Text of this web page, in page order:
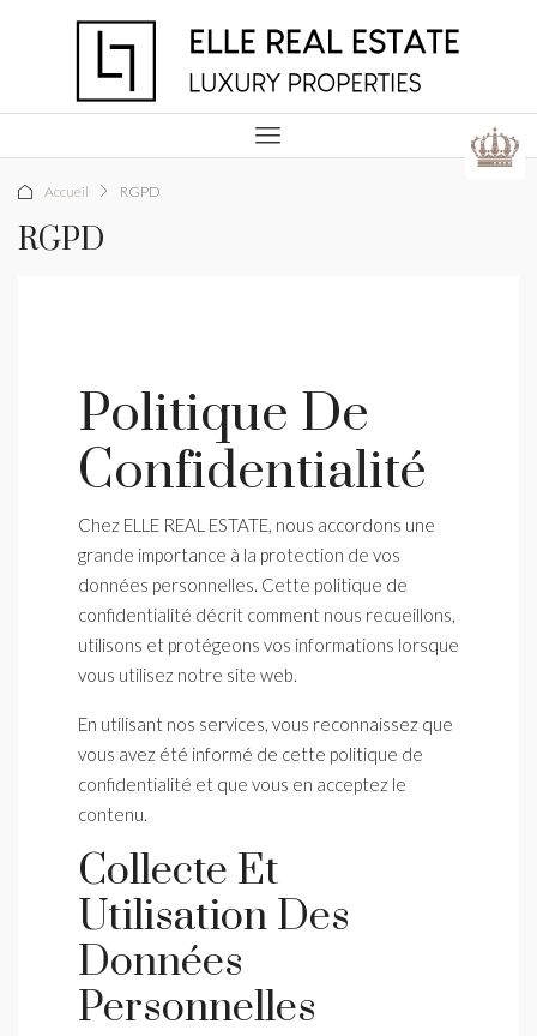
Accueil RGPD
RGPD
Politique De
Confidentialité
Chez ELLE REAL ESTATE, nous accordons une
grande importance à la protection de vos
données personnelles. Cette politique de
confidentialité décrit comment nous recueillons,
utilisons et protégeons vos informations lorsque
vous utilisez notre site web.
En utilisant nos services, vous reconnaissez que
vous avez été informé de cette politique de
confidentialité et que vous en acceptez le
contenu.
Collecte Et
Utilisation Des
Données
Personnelles